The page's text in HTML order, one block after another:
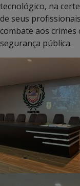
tecnológico, na
de seus
combate aos
segurança pública.